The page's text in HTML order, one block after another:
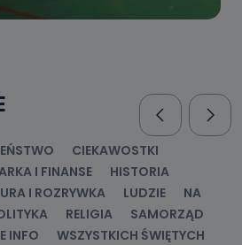
CIEKAWOSTKI
I FINANSE
HISTORIA
I ROZRYWKA LUDZIE
NA
RELIGIA
SAMORZĄD
INFO
WSZYSTKICH ŚWIĘTYCH